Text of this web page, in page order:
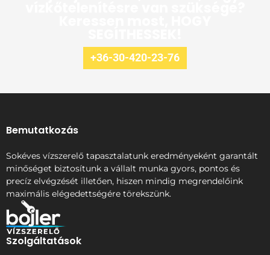
+36-30-420-23-76
Bemutatkozás
Sokéves vízszerelő tapasztalatunk eredményeként garantált
minőséget biztosítunk a vállalt munka gyors, pontos és
precíz elvégzését illetően, hiszen mindig megrendelőink
maximális elégedettségére törekszünk.
Szolgáltatások